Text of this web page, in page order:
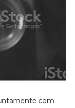
com